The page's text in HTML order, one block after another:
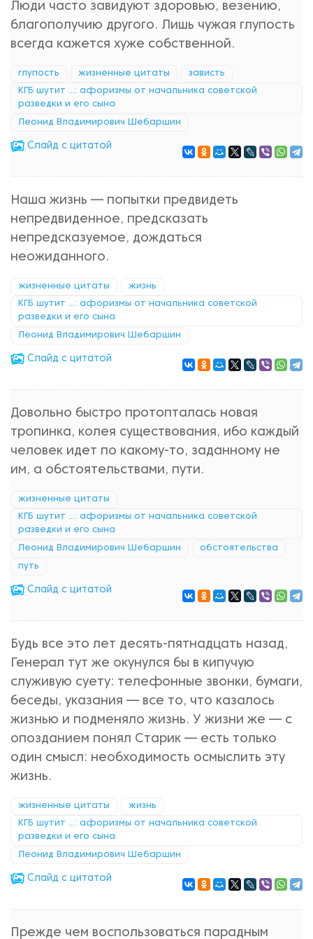
Люди часто завидуют здоровью, везению,
благополучию другого. Лишь чужая глупость
всегда кажется хуже собственной.
глупость жизненные цитаты зависть
КГБ шутит ...: афоризмы от начальника советской
разведки и его сына
Леонид Владимирович Шебаршин
Cлайд с цитатой
Наша жизнь — попытки предвидеть
непредвиденное, предсказать
непредсказуемое, дождаться
неожиданного.
жизненные цитаты жизнь
КГБ шутит ...: афоризмы от начальника советской
разведки и его сына
Леонид Владимирович Шебаршин
Cлайд с цитатой
Довольно быстро протопталась новая
тропинка, колея существования, ибо каждый
человек идет по какому-то, заданному не
им, а обстоятельствами, пути.
жизненные цитаты
КГБ шутит ...: афоризмы от начальника советской
разведки и его сына
Леонид Владимирович Шебаршин обстоятельства
путь
Cлайд с цитатой
Будь все это лет десять-пятнадцать назад,
Генерал тут же окунулся бы в кипучую
служивую суету: телефонные звонки, бумаги,
беседы, указания — все то, что казалось
жизнью и подменяло жизнь. У жизни же — с
опозданием понял Старик — есть только
один смысл: необходимость осмыслить эту
жизнь.
жизненные цитаты жизнь
КГБ шутит ...: афоризмы от начальника советской
разведки и его сына
Леонид Владимирович Шебаршин
Cлайд с цитатой
Прежде чем воспользоваться парадным